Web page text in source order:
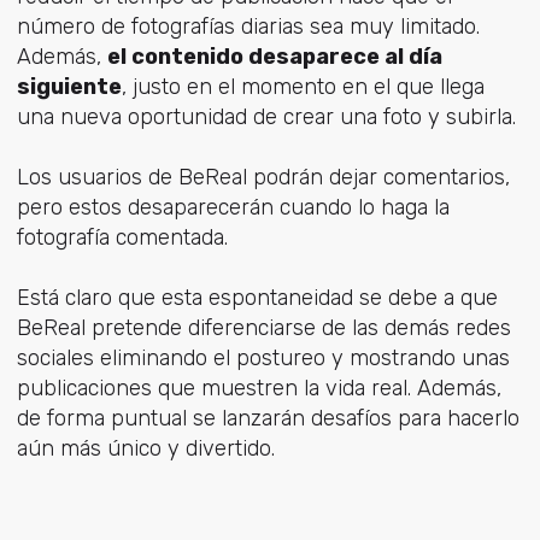
número de fotografías diarias sea muy limitado.
Además, el contenido desaparece al día
siguiente, justo en el momento en el que llega
una nueva oportunidad de crear una foto y subirla.
Los usuarios de BeReal podrán dejar comentarios,
pero estos desaparecerán cuando lo haga la
fotografía comentada.
Está claro que esta espontaneidad se debe a que
BeReal pretende diferenciarse de las demás redes
sociales eliminando el postureo y mostrando unas
publicaciones que muestren la vida real. Además,
de forma puntual se lanzarán desafíos para hacerlo
aún más único y divertido.